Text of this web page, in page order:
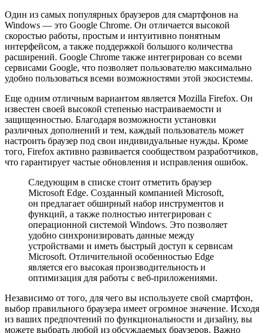
Один из самых популярных браузеров для смартфонов на
Windows — это Google Chrome. Он отличается высокой
скоростью работы, простым и интуитивно понятным
интерфейсом, а также поддержкой большого количества
расширений. Google Chrome также интегрирован со всеми
сервисами Google, что позволяет пользователю максимально
удобно пользоваться всеми возможностями этой экосистемы.
Еще одним отличным вариантом является Mozilla Firefox. Он
известен своей высокой степенью настраиваемости и
защищенностью. Благодаря возможности установки
различных дополнений и тем, каждый пользователь может
настроить браузер под свои индивидуальные нужды. Кроме
того, Firefox активно развивается сообществом разработчиков,
что гарантирует частые обновления и исправления ошибок.
Следующим в списке стоит отметить браузер
Microsoft Edge. Созданный компанией Microsoft,
он предлагает обширный набор инструментов и
функций, а также полностью интегрирован с
операционной системой Windows. Это позволяет
удобно синхронизировать данные между
устройствами и иметь быстрый доступ к сервисам
Microsoft. Отличительной особенностью Edge
является его высокая производительность и
оптимизация для работы с веб-приложениями.
Независимо от того, для чего вы используете свой смартфон,
выбор правильного браузера имеет огромное значение. Исходя
из ваших предпочтений по функциональности и дизайну, вы
можете выбрать любой из обсуждаемых браузеров. Важно